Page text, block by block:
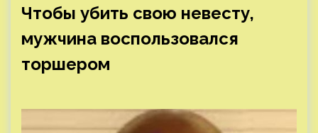
Чтобы убить свою невесту,
мужчина воспользовался
торшером